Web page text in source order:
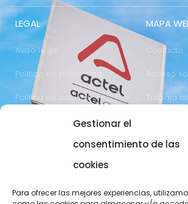
Gestionar el
consentimiento de las
cookies
Para ofrecer las mejores experiencias,
LEGAL
Aviso legal
Política de privacidad
Política de cookies
MAPA
Contacto
Acceso
Trabaja
973 700 800
actel@actel.es
25196 Lleida